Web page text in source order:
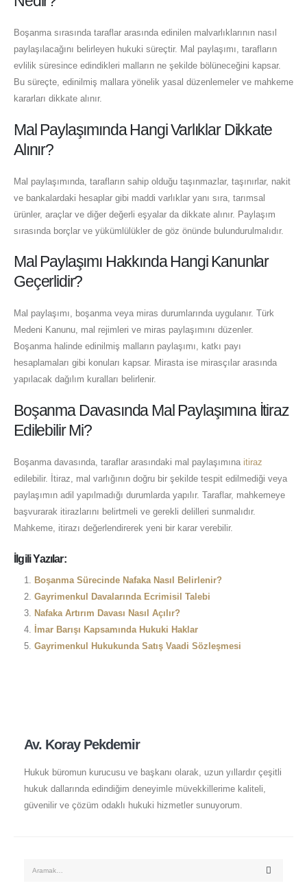
Boşanma sırasında taraflar arasında edinilen malvarlıklarının nasıl
paylaşılacağını belirleyen hukuki süreçtir. Mal paylaşımı, tarafların
evlilik süresince edindikleri malların ne şekilde bölüneceğini kapsar.
Bu süreçte, edinilmiş mallara yönelik yasal düzenlemeler ve mahkeme
kararları dikkate alınır.
Mal Paylaşımında Hangi Varlıklar Dikkate
Alınır?
Mal paylaşımında, tarafların sahip olduğu taşınmazlar, taşınırlar, nakit
ve bankalardaki hesaplar gibi maddi varlıklar yanı sıra, tarımsal
ürünler, araçlar ve diğer değerli eşyalar da dikkate alınır. Paylaşım
sırasında borçlar ve yükümlülükler de göz önünde bulundurulmalıdır.
Mal Paylaşımı Hakkında Hangi Kanunlar
Geçerlidir?
Mal paylaşımı, boşanma veya miras durumlarında uygulanır. Türk
Medeni Kanunu, mal rejimleri ve miras paylaşımını düzenler.
Boşanma halinde edinilmiş malların paylaşımı, katkı payı
hesaplamaları gibi konuları kapsar. Mirasta ise mirasçılar arasında
yapılacak dağılım kuralları belirlenir.
Boşanma Davasında Mal Paylaşımına İtiraz
Edilebilir Mi?
Boşanma davasında, taraflar arasındaki mal paylaşımına itiraz
edilebilir. İtiraz, mal varlığının doğru bir şekilde tespit edilmediği veya
paylaşımın adil yapılmadığı durumlarda yapılır. Taraflar, mahkemeye
başvurarak itirazlarını belirtmeli ve gerekli delilleri sunmalıdır.
Mahkeme, itirazı değerlendirerek yeni bir karar verebilir.
İlgili Yazılar:
Boşanma Sürecinde Nafaka Nasıl Belirlenir?
Gayrimenkul Davalarında Ecrimisil Talebi
Nafaka Artırım Davası Nasıl Açılır?
İmar Barışı Kapsamında Hukuki Haklar
Gayrimenkul Hukukunda Satış Vaadi Sözleşmesi
Av. Koray Pekdemir
Hukuk büromun kurucusu ve başkanı olarak, uzun yıllardır çeşitli
hukuk dallarında edindiğim deneyimle müvekkillerime kaliteli,
güvenilir ve çözüm odaklı hukuki hizmetler sunuyorum.